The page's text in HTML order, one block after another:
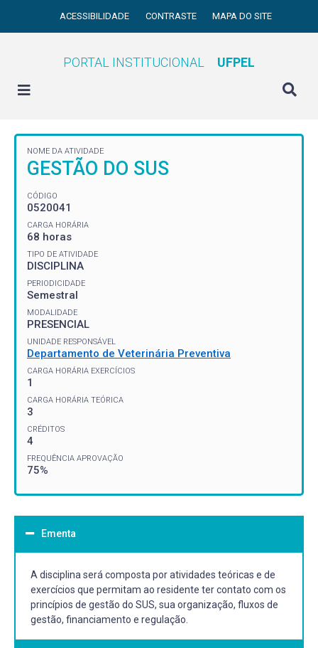
ACESSIBILIDADE CONTRASTE MAPA DO SITE
PORTAL INSTITUCIONAL UFPEL
NOME DA ATIVIDADE
GESTÃO DO SUS
CÓDIGO
0520041
CARGA HORÁRIA
68 horas
TIPO DE ATIVIDADE
DISCIPLINA
PERIODICIDADE
Semestral
MODALIDADE
PRESENCIAL
UNIDADE RESPONSÁVEL
Departamento de Veterinária Preventiva
CARGA HORÁRIA EXERCÍCIOS
1
CARGA HORÁRIA TEÓRICA
3
CRÉDITOS
4
FREQUÊNCIA APROVAÇÃO
75%
Ementa
A disciplina será composta por atividades teóricas e de
exercícios que permitam ao residente ter contato com os
princípios de gestão do SUS, sua organização, fluxos de
gestão, financiamento e regulação.